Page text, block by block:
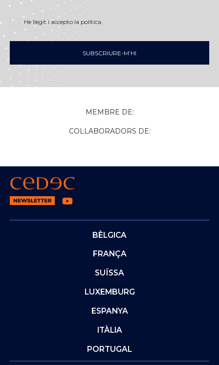
He llegit i accepto la política.
SUBSCRIURE-M’HI
MEMBRE DE:
COL·LABORADORS DE:
BÈLGICA
FRANÇA
SUÏSSA
LUXEMBURG
ESPANYA
ITÀLIA
PORTUGAL